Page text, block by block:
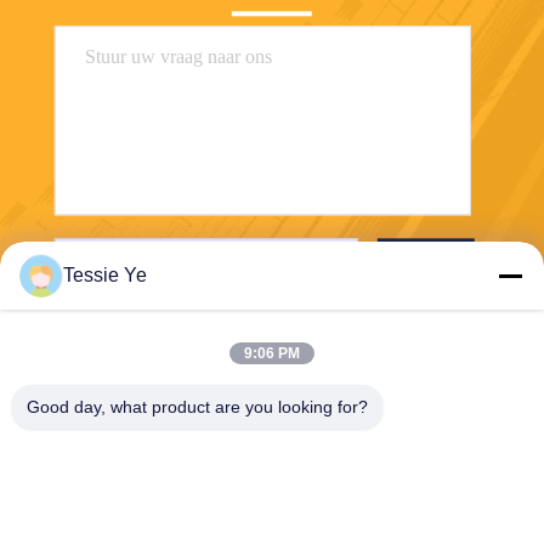
Tessie Ye
9:06 PM
Good day, what product are you looking for?